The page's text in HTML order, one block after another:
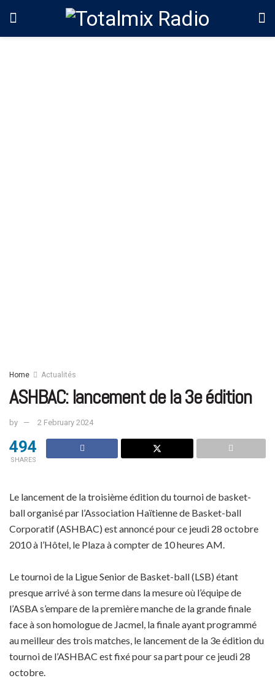
Home Actualités
ASHBAC: lancement de la 3e édition
by 2 February 2024
494
SHARES
Le lancement de la troisième édition du tournoi de basket-
ball organisé par l’Association Haïtienne de Basket-ball
Corporatif (ASHBAC) est annoncé pour ce jeudi 28 octobre
2010 à l’Hôtel, le Plaza à compter de 10 heures AM.
Le tournoi de la Ligue Senior de Basket-ball (LSB) étant
presque arrivé à son terme dans la mesure où l’équipe de
l’ASBA s’empare de la première manche de la grande finale
face à son homologue de Jacmel, la finale ayant programmé
au meilleur des trois matches, le lancement de la 3e édition du
tournoi de l’ASHBAC est fixé pour sa part pour ce jeudi 28
octobre.